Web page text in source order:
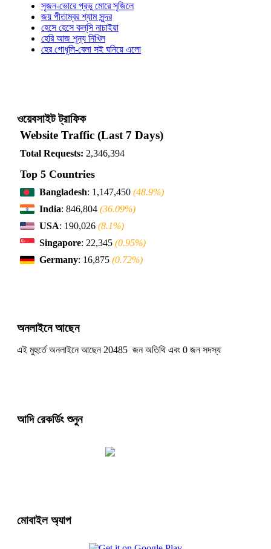
সৃজন-ভোরে প্রভু মোরে সৃজিলে
জয় পীতাম্বর শ্যাম সুন্দর
হেসে হেসে কল্‌সি নাচাইয়া
হেরি আজ শূন্য নিখিল
হের গোধূলি-বেলা সই ঘনিয়ে এলো
ওয়েবসাইট ট্রাফিক
Website Traffic (Last 7 Days)
Total Requests: 2,346,394
Top 5 Countries
Bangladesh: 1,147,450 (48.9%)
India: 846,804 (36.09%)
USA: 190,026 (8.1%)
Singapore: 22,345 (0.95%)
Germany: 16,875 (0.72%)
অনলাইনে আছেন
এই মুহুর্তে অনলাইনে আছেন 20485 জন অতিথি এবং 0 জন সদস্য
আদি রেকর্ডিং শুনুন
মোবাইল অ্যাপ